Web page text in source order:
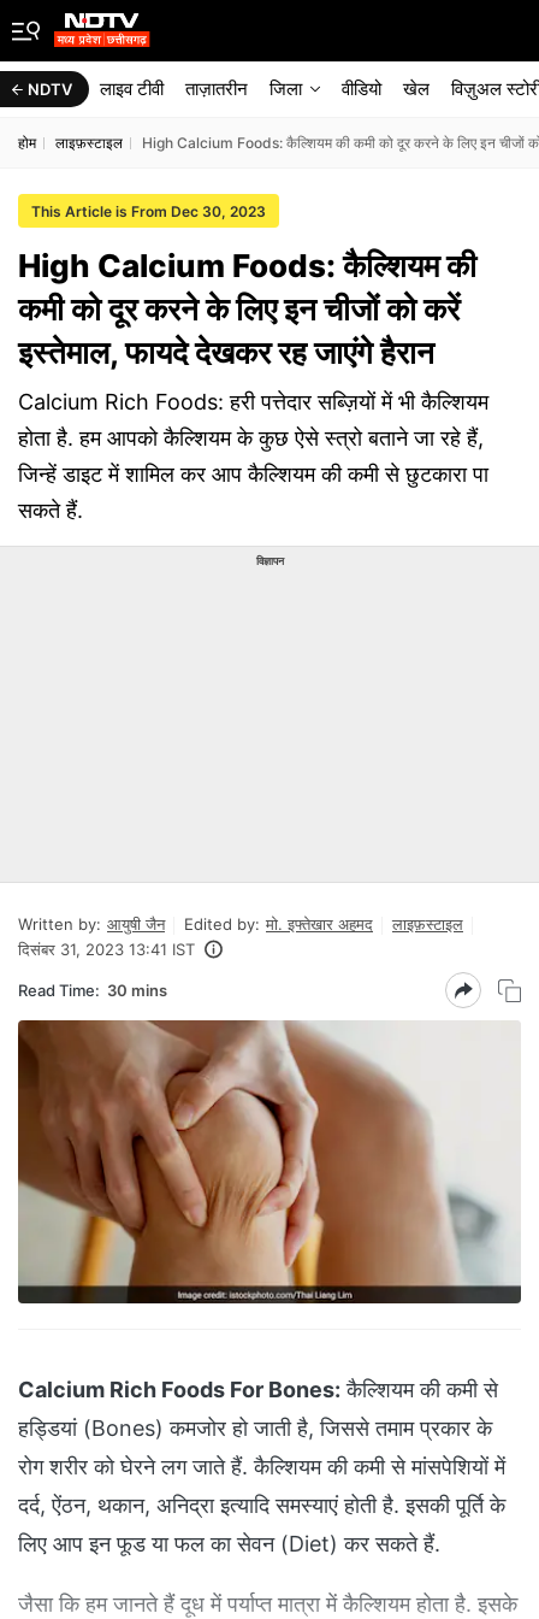
NDTV लाइव टीवी ताज़ातरीन जिला वीडियो खेल विज़ुअल
होम लाइफ़स्टाइल High Calcium Foods: कैल्शियम की कमी को दूर करने के लिए इन चीजों
This Article is From Dec 30, 2023
High Calcium Foods: कैल्शियम की
कमी को दूर करने के लिए इन चीजों को करें
इस्तेमाल, फायदे देखकर रह जाएंगे हैरान
Calcium Rich Foods: हरी पत्तेदार सब्ज़ियों में भी कैल्शियम
होता है. हम आपको कैल्शियम के कुछ ऐसे स्त्रो बताने जा रहे हैं,
जिन्हें डाइट में शामिल कर आप कैल्शियम की कमी से छुटकारा पा
सकते हैं.
विज्ञापन
Written by: आयुषी जैन Edited by: मो. इफ्तेखार अहमद
लाइफ़स्टाइल
दिसंबर 31, 2023 13:41 IST
Read Time: 30 mins
Calcium Rich Foods For Bones: कैल्शियम की कमी से
हड्डियां (Bones) कमजोर हो जाती है, जिससे तमाम प्रकार के
रोग शरीर को घेरने लग जाते हैं. कैल्शियम की कमी से मांसपेशियों में
दर्द, ऐंठन, थकान, अनिद्रा इत्यादि समस्याएं होती है. इसकी पूर्ति के
लिए आप इन फूड या फल का सेवन (Diet) कर सकते हैं.
जैसा कि हम जानते हैं दूध में पर्याप्त मात्रा में कैल्शियम होता है. इसके